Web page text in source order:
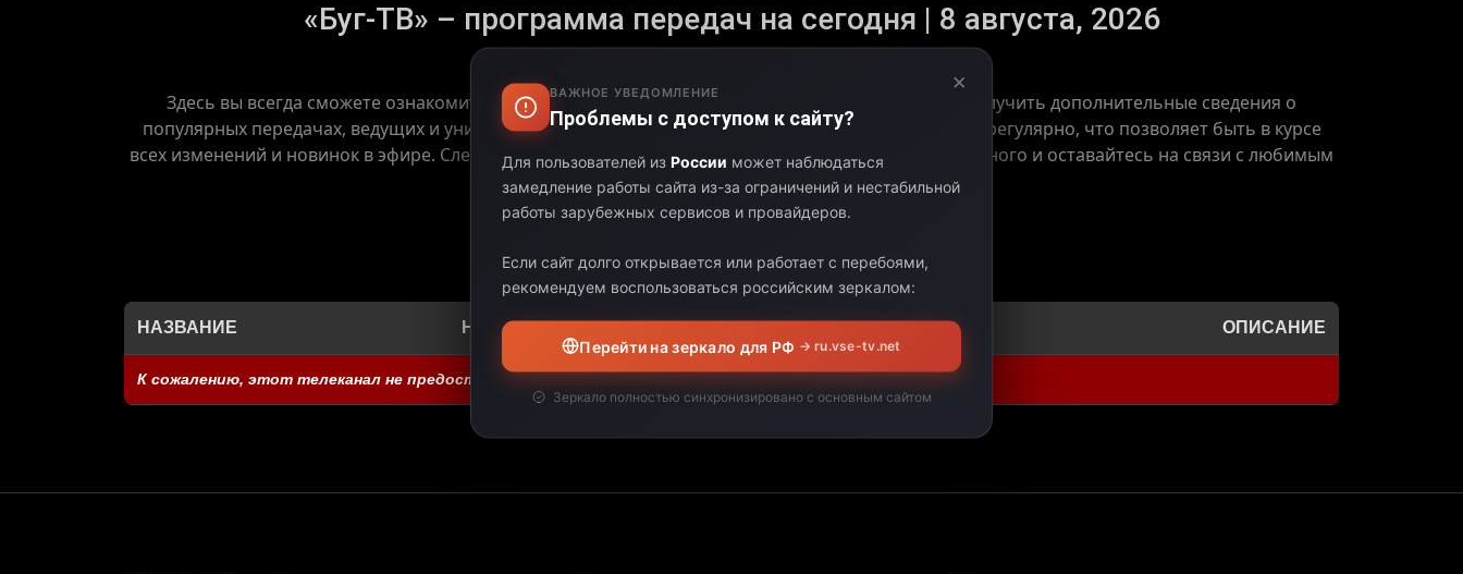
«Буг-ТВ» – программа передач на сегодня | 8 августа, 2026
Здесь вы всегда сможете ознакомиться с полным расписанием телеканала «Буг-ТВ», а также получить дополнительные сведения о
популярных передачах, ведущих и уникальных шоу. Программа телеканала «Буг-ТВ» обновляется регулярно, что позволяет быть в курсе
всех изменений и новинок в эфире. Следите за актуальными событиями, не пропустите ничего важного и оставайтесь на связи с любимым
телеканалом.
Выберите дату:
НАЗВАНИЕ НАЧАЛО КОНЕЦ ДЛИТЕЛЬНОСТЬ ОПИСАНИЕ
К сожалению, этот телеканал не предоставил свою программу передач на выбранную дату.
×
ВАЖНОЕ УВЕДОМЛЕНИЕ
Проблемы с доступом к сайту?
Для пользователей из России может наблюдаться
замедление работы сайта из-за ограничений и нестабильной
работы зарубежных сервисов и провайдеров.
Если сайт долго открывается или работает с перебоями,
рекомендуем воспользоваться российским зеркалом:
Перейти на зеркало для РФ → ru.vse-tv.net
Зеркало полностью синхронизировано с основным сайтом